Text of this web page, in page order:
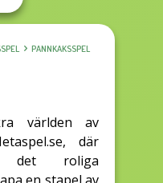
PANNKAKSSPEL
världen av
där
det roliga